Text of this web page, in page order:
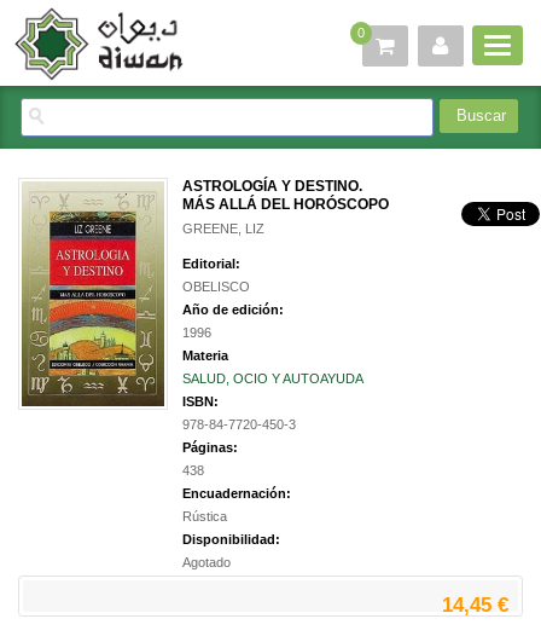
0
ASTROLOGÍA Y DESTINO.
MÁS ALLÁ DEL HORÓSCOPO
GREENE, LIZ
Editorial:
OBELISCO
Año de edición:
1996
Materia
SALUD, OCIO Y AUTOAYUDA
ISBN:
978-84-7720-450-3
Páginas:
438
Encuadernación:
Rústica
Disponibilidad:
Agotado
14,45 €